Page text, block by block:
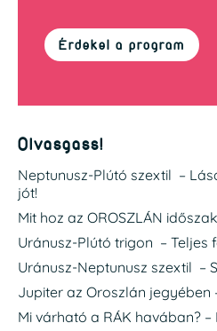
Érdekel a program
Olvasgass!
Neptunusz-Plútó szextil –
jót!
Mit hoz az OROSZLÁN
Uránusz-Plútó trigon – Teljes
Uránusz-Neptunusz szextil –
Jupiter az Oroszlán jegyében
Mi várható a RÁK havában?